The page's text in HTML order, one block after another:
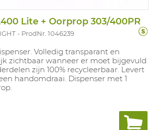
Lite + Oorprop 303/400PR
ProdNr. 1046239
Volledig transparant en
zichtbaar wanneer er moet bijgevuld
zijn 100% recycleerbaar. Levert
handomdraai. Dispenser met 1